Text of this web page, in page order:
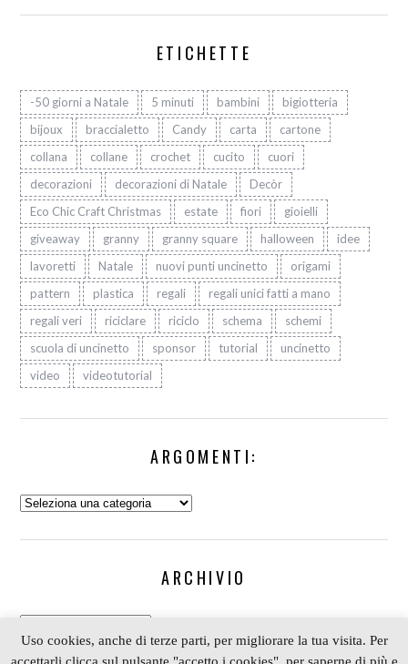
ETICHETTE
-50 giorni a Natale 5 minuti bambini
bigiotteria
bijoux
braccialetto Candy carta
cartone
collana
collane crochet cucito
cuori
decorazioni
decorazioni di Natale
Decòr
Eco Chic Craft Christmas
estate fiori
gioielli
giveaway
granny granny square halloween
idee
lavoretti
Natale nuovi punti uncinetto
origami
pattern
plastica regali
regali unici fatti a mano
regali veri
riciclare riciclo schema
schemi
scuola di uncinetto
sponsor tutorial
uncinetto
video
videotutorial
ARGOMENTI:
Argomenti:
ARCHIVIO
Archivio
Uso cookies, anche di terze parti, per migliorare la tua visita. Per